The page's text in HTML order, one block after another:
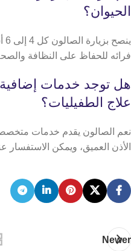
الحيوان؟
فرائه للحفاظ على النظافة
هل توجد خدمات إضافية
علاج الطفيليات؟
نعم الصالون يقدم خدمات
الأذن العميق، ويمكن الاستفسار
Newer